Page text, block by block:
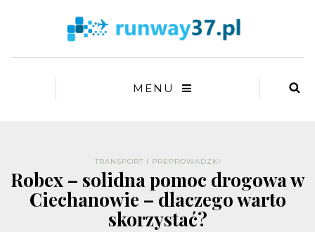
MENU
TRANSPORT I PREPROWADZKI
Robex – solidna pomoc drogowa w
Ciechanowie – dlaczego warto
skorzystać?